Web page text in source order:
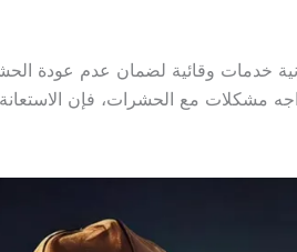
خدمات وقائية لضمان عدم عودة
مشكلات مع الحشرات، فإن